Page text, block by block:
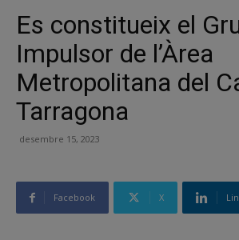
Es constitueix el
Impulsor de l’Àrea
Metropolitana del
Tarragona
desembre 15, 2023
Facebook X